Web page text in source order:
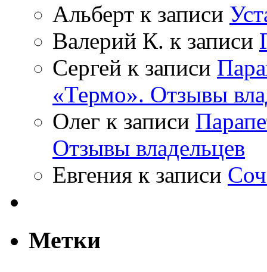
Альберт к записи
Валерий К. к записи
Сергей к записи
«Термо». Отзывы
Олег к записи
Отзывы владельцев
Евгения к записи
Метки